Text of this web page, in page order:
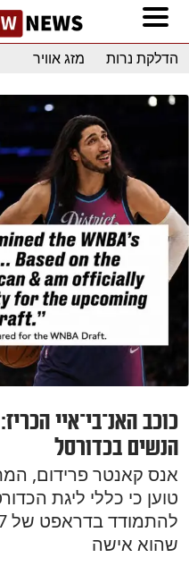
הדלקת נרות מזג אוויר
כוכב האנ־בי־איי
הנשים בכדורסל
טוען כי כללי ליגת
שהוא אישה